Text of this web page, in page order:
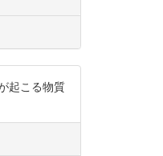
起こる物質